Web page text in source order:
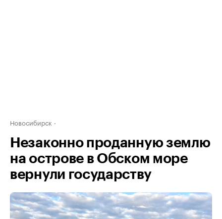
Новосибирск
Незаконно проданную землю
на острове в Обском море
вернули государству